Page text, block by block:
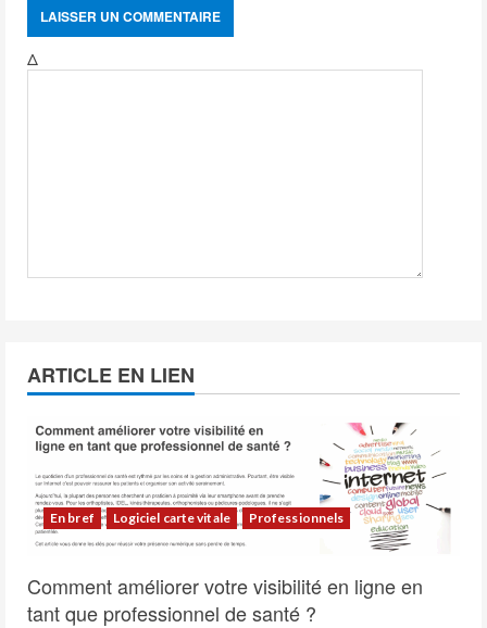
Δ
ARTICLE EN LIEN
En bref Logiciel carte vitale Professionnels
Comment améliorer votre visibilité en ligne en
tant que professionnel de santé ?